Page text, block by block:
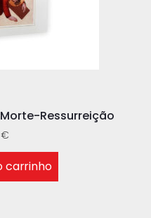
Ressurreição
€
carrinho